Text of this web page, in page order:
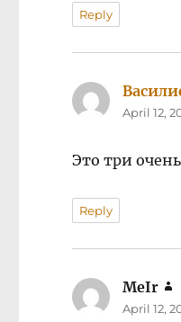
Reply
April 12,
Это три
Reply
MeIr
April 12,